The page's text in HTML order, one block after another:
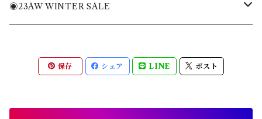
ブルゾン・ジャケット
全てのアイテム
ニット・ニットベスト
パンツ・ショートパンツ
スカート・ワンピース
キャディバッグ
キャップ・バイザー
ソックス
MENS APPAREL
◉23AW WINTER SALE
WOMENS
ACC
保存 シェア LINE ポスト